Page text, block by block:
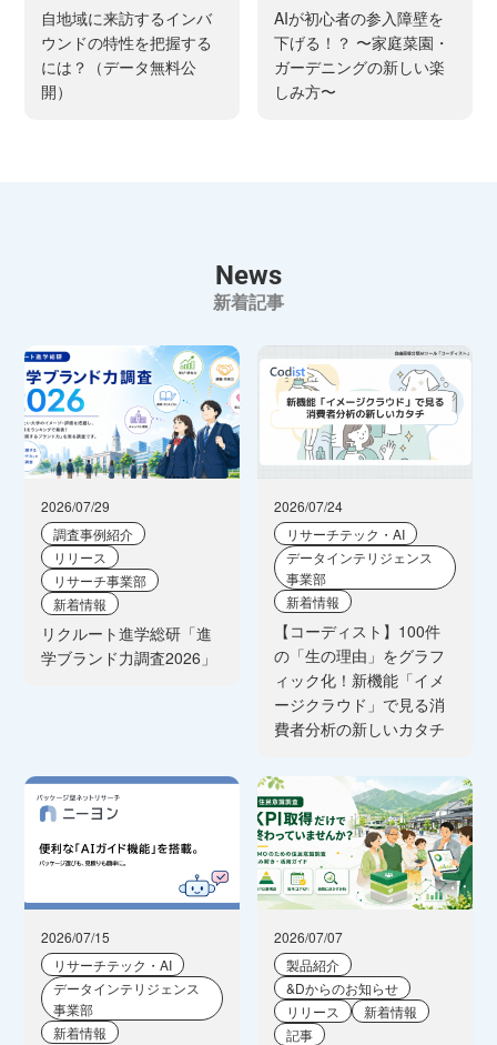
自地域に来訪するインバ
ウンドの特性を把握する
には？（データ無料公
開）
AIが初心者の参入障壁を
下げる！？ 〜家庭菜園・
ガーデニングの新しい楽
しみ方〜
News
新着記事
2026/07/29
調査事例紹介
リリース
リサーチ事業部
新着情報
リクルート進学総研「進
学ブランド力調査2026」
2026/07/24
リサーチテック・AI
データインテリジェンス
事業部
新着情報
【コーディスト】100件
の「生の理由」をグラフ
ィック化！新機能「イメ
ージクラウド」で見る消
費者分析の新しいカタチ
2026/07/15
リサーチテック・AI
データインテリジェンス
事業部
新着情報
2026/07/07
製品紹介
&Dからのお知らせ
リリース
新着情報
記事